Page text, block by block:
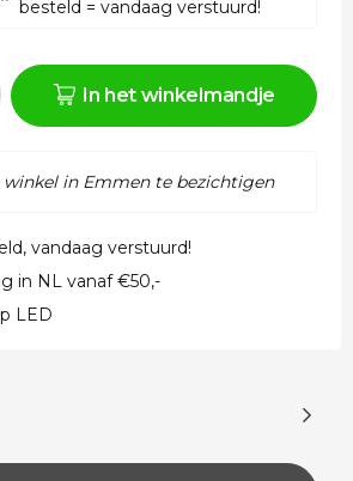
besteld = vandaag verstuurd!
In het winkelmandje
winkel in Emmen te bezichtigen
vandaag verstuurd!
in NL vanaf €50,-
LED